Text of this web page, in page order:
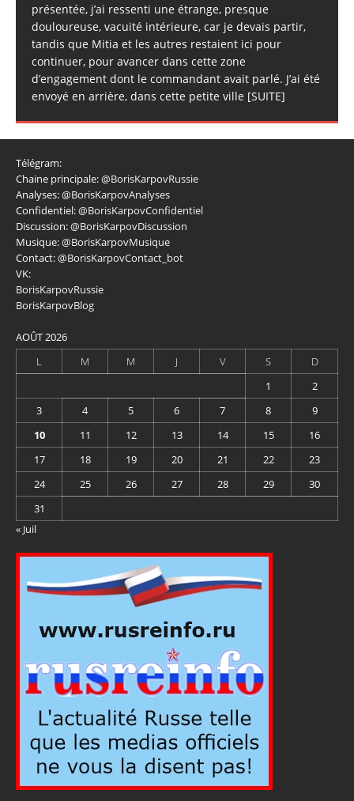
présentée, j’ai ressenti une étrange, presque
douloureuse, vacuité intérieure, car je devais partir,
tandis que Mitia et les autres restaient ici pour
continuer, pour avancer dans cette zone
d’engagement dont le commandant avait parlé. J’ai été
envoyé en arrière, dans cette petite ville [SUITE]
Télégram:
Chaine principale:@BorisKarpovRussie
Analyses:@BorisKarpovAnalyses
Confidentiel:@BorisKarpovConfidentiel
Discussion:@BorisKarpovDiscussion
Musique:@BorisKarpovMusique
Contact:@BorisKarpovContact_bot
VK:
BorisKarpovRussie
BorisKarpovBlog
AOÛT 2026
L
M M J V S
D
1
2
3
4 5 6 7 8
9
10
11 12 13 14 15
16
17
18 19 20 21 22
23
24
25 26 27 28 29
30
31
« Juil